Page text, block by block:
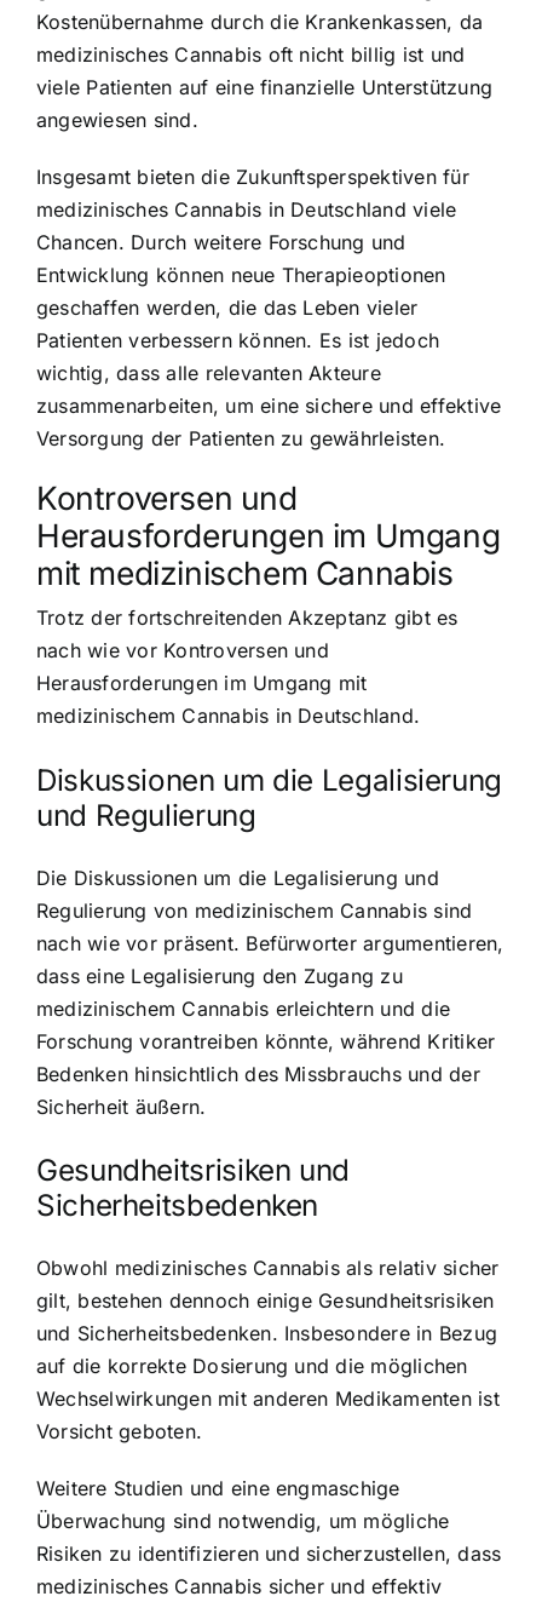
Kostenübernahme durch die Krankenkassen, da
medizinisches Cannabis oft nicht billig ist und
viele Patienten auf eine finanzielle Unterstützung
angewiesen sind.
Insgesamt bieten die Zukunftsperspektiven für
medizinisches Cannabis in Deutschland viele
Chancen. Durch weitere Forschung und
Entwicklung können neue Therapieoptionen
geschaffen werden, die das Leben vieler
Patienten verbessern können. Es ist jedoch
wichtig, dass alle relevanten Akteure
zusammenarbeiten, um eine sichere und effektive
Versorgung der Patienten zu gewährleisten.
Kontroversen und
Herausforderungen im Umgang
mit medizinischem Cannabis
Trotz der fortschreitenden Akzeptanz gibt es
nach wie vor Kontroversen und
Herausforderungen im Umgang mit
medizinischem Cannabis in Deutschland.
Diskussionen um die Legalisierung
und Regulierung
Die Diskussionen um die Legalisierung und
Regulierung von medizinischem Cannabis sind
nach wie vor präsent. Befürworter argumentieren,
dass eine Legalisierung den Zugang zu
medizinischem Cannabis erleichtern und die
Forschung vorantreiben könnte, während Kritiker
Bedenken hinsichtlich des Missbrauchs und der
Sicherheit äußern.
Gesundheitsrisiken und
Sicherheitsbedenken
Obwohl medizinisches Cannabis als relativ sicher
gilt, bestehen dennoch einige Gesundheitsrisiken
und Sicherheitsbedenken. Insbesondere in Bezug
auf die korrekte Dosierung und die möglichen
Wechselwirkungen mit anderen Medikamenten ist
Vorsicht geboten.
Weitere Studien und eine engmaschige
Überwachung sind notwendig, um mögliche
Risiken zu identifizieren und sicherzustellen, dass
medizinisches Cannabis sicher und effektiv